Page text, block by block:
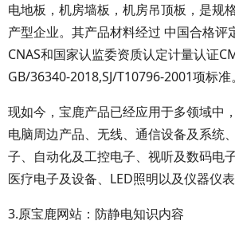
电地板，机房墙板，机房吊顶板，是规
产型企业。其产品材料经过 中国合格评
CNAS和国家认监委资质认定计量认证
GB/36340-2018,SJ/T10796-2001项标准。
现如今，宝鹿产品已经应用于多领域中
电脑周边产品、无线、通信设备及系统
子、自动化及工控电子、视听及数码电
医疗电子及设备、LED照明以及仪器仪表
3.原宝鹿网站：防静电知识内容